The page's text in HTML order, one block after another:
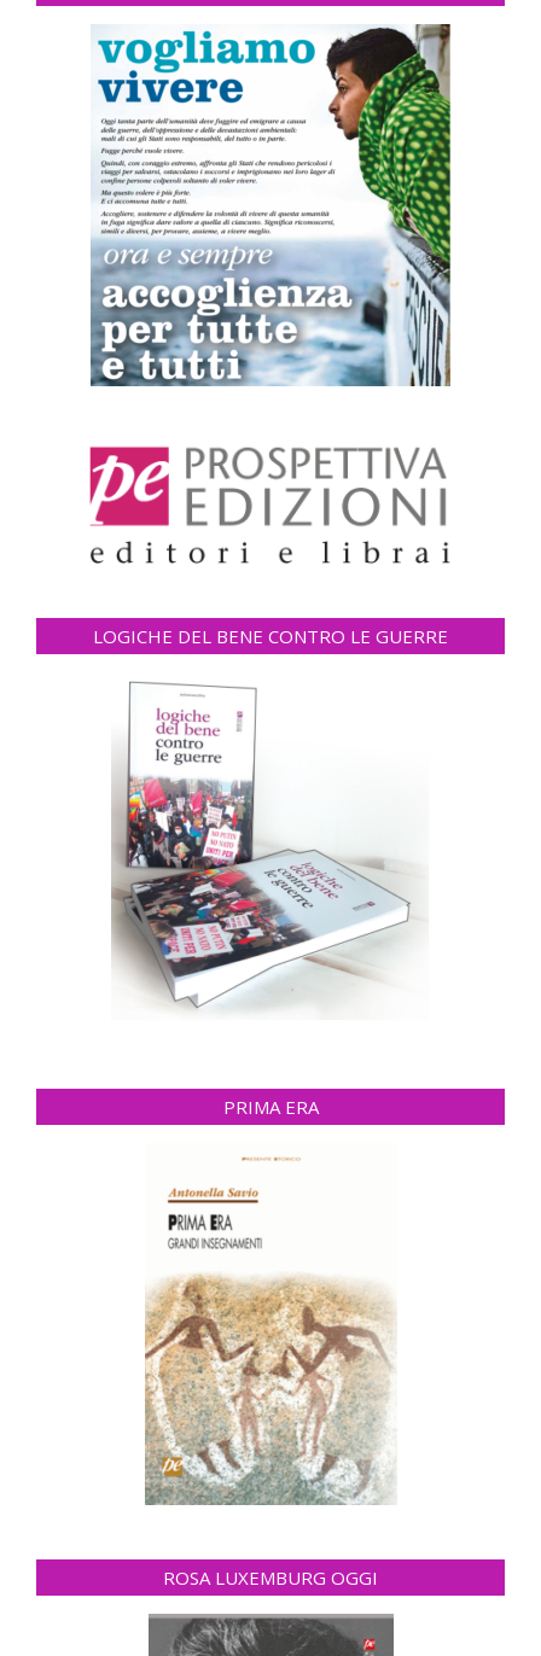
LOGICHE DEL BENE CONTRO LE GUERRE
PRIMA ERA
ROSA LUXEMBURG OGGI